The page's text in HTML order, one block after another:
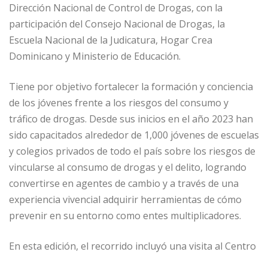
Dirección Nacional de Control de Drogas, con la
participación del Consejo Nacional de Drogas, la
Escuela Nacional de la Judicatura, Hogar Crea
Dominicano y Ministerio de Educación.
Tiene por objetivo fortalecer la formación y conciencia
de los jóvenes frente a los riesgos del consumo y
tráfico de drogas. Desde sus inicios en el año 2023 han
sido capacitados alrededor de 1,000 jóvenes de escuelas
y colegios privados de todo el país sobre los riesgos de
vincularse al consumo de drogas y el delito, logrando
convertirse en agentes de cambio y a través de una
experiencia vivencial adquirir herramientas de cómo
prevenir en su entorno como entes multiplicadores.
En esta edición, el recorrido incluyó una visita al Centro